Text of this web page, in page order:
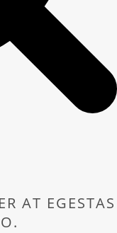
AT EGESTAS